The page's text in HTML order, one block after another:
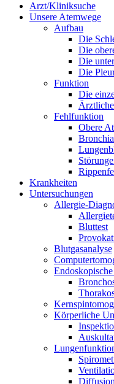
Arzt/Kliniksuche
Unsere Atemwege
Aufbau
Die
Die
Die
Die
Funktion
Die
Fehlfunktion
Obere
Krankheiten
Untersuchungen
Allergie-
Bluttest
Blutgasanalyse
Körperliche